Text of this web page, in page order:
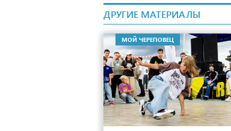
ДРУГИЕ МАТЕРИАЛЫ
МОЙ ЧЕРЕПОВЕЦ